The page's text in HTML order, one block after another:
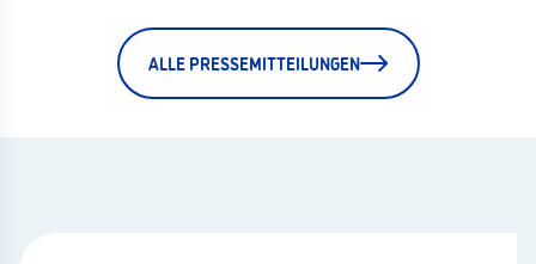
ALLE PRESSEMITTEILUNGEN